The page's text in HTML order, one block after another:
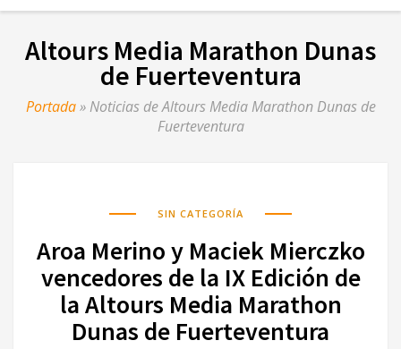
Altours Media Marathon Dunas
de Fuerteventura
Portada» Noticias de Altours Media Marathon Dunas de
Fuerteventura
SIN CATEGORÍA
Aroa Merino y Maciek Mierczko
vencedores de la IX Edición de
la Altours Media Marathon
Dunas de Fuerteventura